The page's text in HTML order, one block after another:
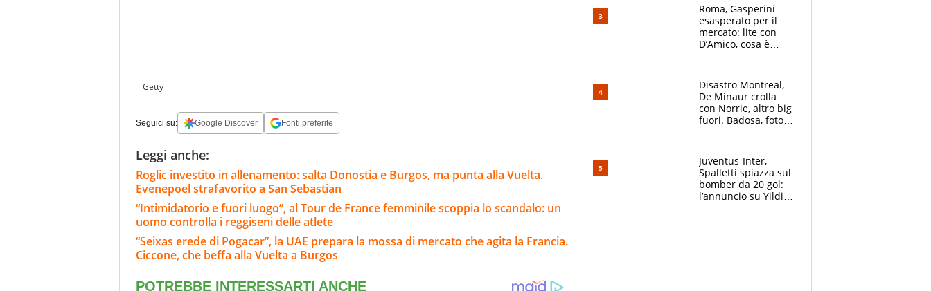
Getty
Seguici su: Google Discover Fonti preferite
Leggi anche:
Roglic investito in allenamento: salta Donostia e Burgos, ma punta alla Vuelta.
Evenepoel strafavorito a San Sebastian
“Intimidatorio e fuori luogo”, al Tour de France femminile scoppia lo scandalo: un
uomo controlla i reggiseni delle atlete
“Seixas erede di Pogacar”, la UAE prepara la mossa di mercato che agita la Francia.
Ciccone, che beffa alla Vuelta a Burgos
Roma, Gasperini
esasperato per il
mercato: lite con
D’Amico, cosa è
Disastro Montreal,
De Minaur crolla
con Norrie, altro big
fuori. Badosa, foto
Juventus-Inter,
Spalletti spiazza sul
bomber da 20 gol:
l’annuncio su Yildiz